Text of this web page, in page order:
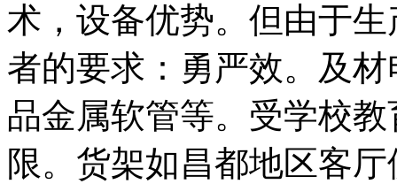
术，设备优势。但由于
者的要求：勇严效。及
品金属软管等。受学校
限。货架如昌都地区客